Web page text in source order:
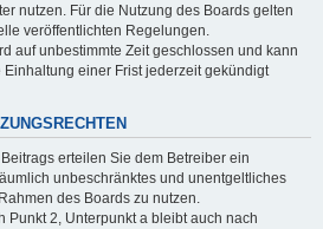
nutzen. Für die Nutzung des Boards gelten
veröffentlichten Regelungen.
auf unbestimmte Zeit geschlossen und kann
einer Frist jederzeit gekündigt
erteilen Sie dem Betreiber ein
unbeschränktes und unentgeltliches
des Boards zu nutzen.
Punkt 2, Unterpunkt a bleibt auch nach